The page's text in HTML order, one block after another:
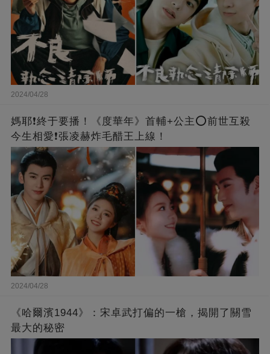
2024/04/28
媽耶❗️終于要播！《度華年》首輔+公主⭕前世互殺
今生相愛❗張凌赫炸毛醋王上線！
2024/04/28
《哈爾濱1944》：宋卓武打偏的一槍，揭開了關雪
最大的秘密